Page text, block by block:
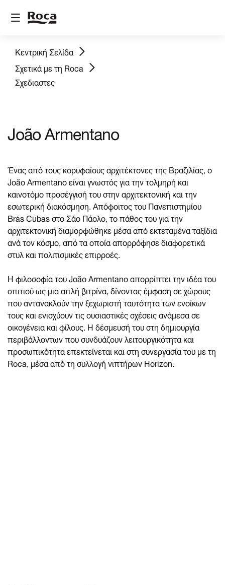
Κεντρική Σελίδα
Σχετικά με τη Roca
Σχεδιαστες
João Armentano
Ένας από τους κορυφαίους αρχιτέκτονες της Βραζιλίας, ο
João Armentano είναι γνωστός για την τολμηρή και
καινοτόμο προσέγγισή του στην αρχιτεκτονική και την
εσωτερική διακόσμηση. Απόφοιτος του Πανεπιστημίου
Brás Cubas στο Σάο Πάολο, το πάθος του για την
αρχιτεκτονική διαμορφώθηκε μέσα από εκτεταμένα ταξίδια
ανά τον κόσμο, από τα οποία απορρόφησε διαφορετικά
στυλ και πολιτισμικές επιρροές.
Η φιλοσοφία του João Armentano απορρίπτει την ιδέα του
σπιτιού ως μια απλή βιτρίνα, δίνοντας έμφαση σε χώρους
που αντανακλούν την ξεχωριστή ταυτότητα των ενοίκων
τους και ενισχύουν τις ουσιαστικές σχέσεις ανάμεσα σε
οικογένεια και φίλους. Η δέσμευσή του στη δημιουργία
περιβάλλοντων που συνδυάζουν λειτουργικότητα και
προσωπικότητα επεκτείνεται και στη συνεργασία του με τη
Roca, μέσα από τη συλλογή νιπτήρων Horizon.